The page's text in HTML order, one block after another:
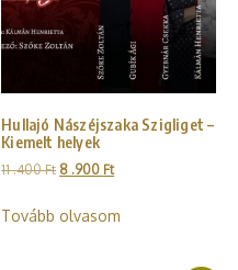
Hullajó Nászéjszaka Szigliget –
Kiemelt helyek
11 .400Ft 8 .900 Ft
Tovább olvasom